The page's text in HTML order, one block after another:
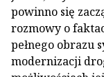
powinno się
rozmowy o
pełnego obrazu
modernizacji